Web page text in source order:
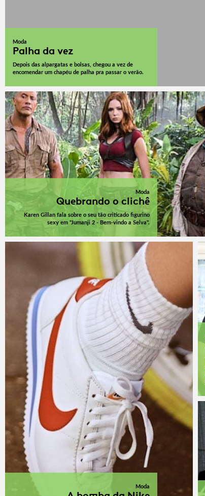
Moda
Palha da vez
Depois das alpargatas e bolsas, chegou a vez de
encomendar um chapéu de palha pra passar o verão.
Moda
Quebrando o clichê
Karen Gillan fala sobre o seu tão criticado figurino
sexy em "Jumanji 2 - Bem-vindo a Selva".
Moda